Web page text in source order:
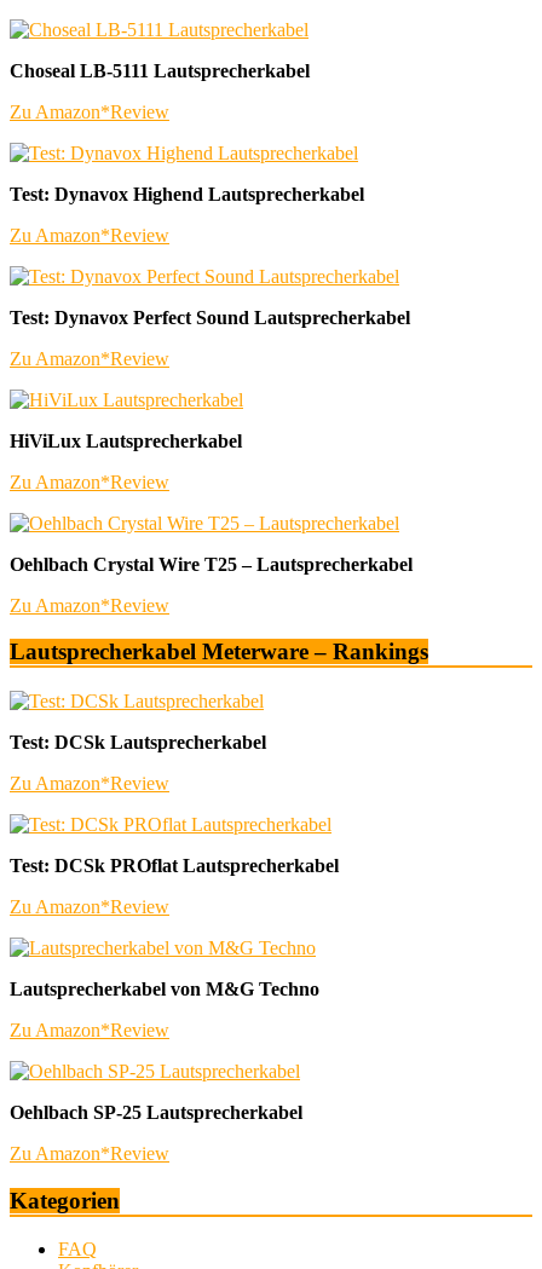
Choseal LB-5111 Lautsprecherkabel
Zu Amazon*Review
Test: Dynavox Highend Lautsprecherkabel
Zu Amazon*Review
Test: Dynavox Perfect Sound Lautsprecherkabel
Zu Amazon*Review
HiViLux Lautsprecherkabel
Zu Amazon*Review
Oehlbach Crystal Wire T25 – Lautsprecherkabel
Zu Amazon*Review
Lautsprecherkabel Meterware – Rankings
Test: DCSk Lautsprecherkabel
Zu Amazon*Review
Test: DCSk PROflat Lautsprecherkabel
Zu Amazon*Review
Lautsprecherkabel von M&G Techno
Zu Amazon*Review
Oehlbach SP-25 Lautsprecherkabel
Zu Amazon*Review
Kategorien
FAQ